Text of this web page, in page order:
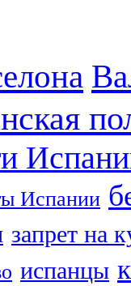
Испании
запрет на
испанцы